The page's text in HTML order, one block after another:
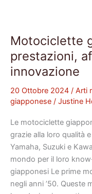
Motociclette
prestazioni,
innovazione
20 Ottobre 2024 / Arti
giapponese / Justine
Le motociclette
grazie alla loro qualità
Yamaha, Suzuki e
mondo per il loro
giapponesi Le prime
negli anni ’50. Queste